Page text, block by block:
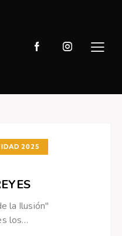
2025
la Ilusión"
los…